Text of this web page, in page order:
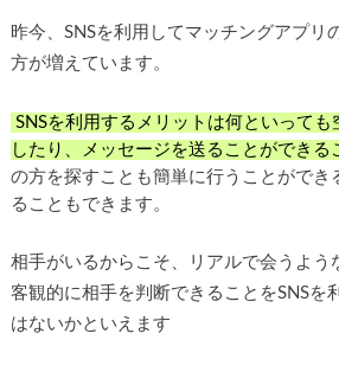
昨今、SNSを利用してマッチングアプリ
方が増えています。
SNSを利用するメリットは何といっても
したり、メッセージを送ることができる
の方を探すことも簡単に行うことができ
ることもできます。
相手がいるからこそ、リアルで会うよう
客観的に相手を判断できることをSNSを
はないかといえます